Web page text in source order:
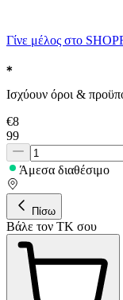
Γίνε μέλος στο
Ισχύουν όροι &
€8
99
Άμεσα διαθέσιμο
Πίσω
Βάλε τον ΤΚ σου